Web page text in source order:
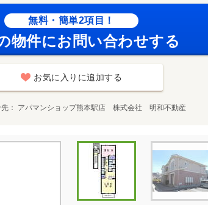
無料・簡単2項目！
物件にお問い合わせする
お気に入りに追加する
アパマンショップ熊本駅店 株式会社 明和不動産